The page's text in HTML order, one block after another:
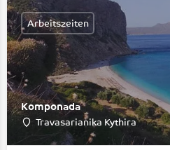
Komponada
Travasarianika Kythira
Arbeitszeiten